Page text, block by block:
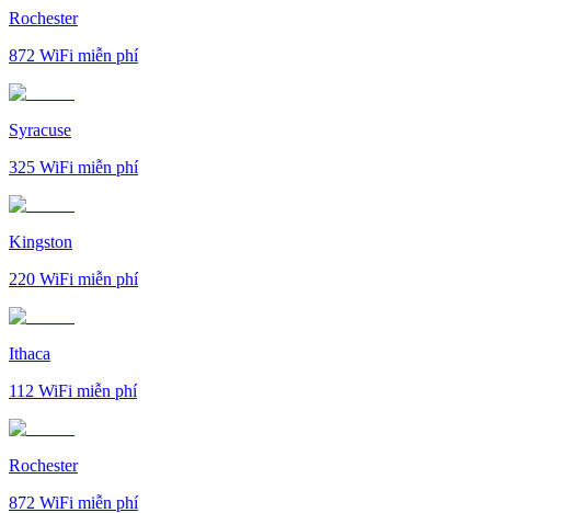
Rochester
872 WiFi miễn phí
Syracuse
325 WiFi miễn phí
Kingston
220 WiFi miễn phí
Ithaca
112 WiFi miễn phí
Rochester
872 WiFi miễn phí